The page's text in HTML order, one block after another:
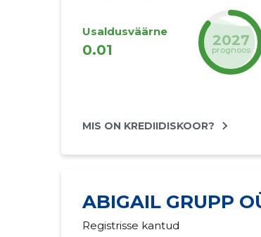
Usaldusväärne
0.01
2027
prognoos
MIS ON KREDIIDISKOOR?
ABIGAIL GRUPP
Registrisse kantud